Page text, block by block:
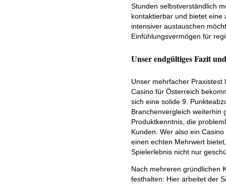
Stunden selbstverständlich
kontaktierbar und bietet eine
intensiver austauschen
Einfühlungsvermögen für
Unser endgültiges Fazit
Unser mehrfacher
Casino für Österreich
sich eine solide 9.
Branchenvergleich weiterhin
Produktkenntnis, die
Kunden. Wer also ein
einen echten Mehrwert
Spielerlebnis nicht nur
Nach mehreren gründlichen
festhalten: Hier arbeitet der